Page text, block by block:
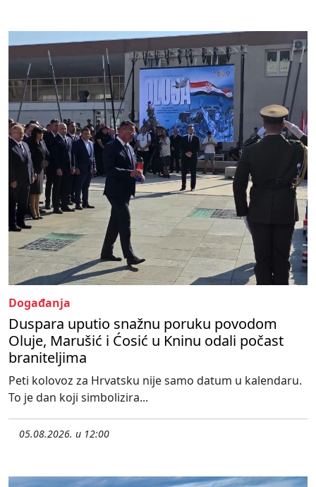
Događanja
Duspara uputio snažnu poruku povodom
Oluje, Marušić i Ćosić u Kninu odali počast
braniteljima
Peti kolovoz za Hrvatsku nije samo datum u kalendaru.
To je dan koji simbolizira...
05.08.2026. u 12:00